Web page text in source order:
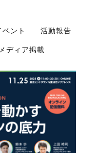
ベント 活動報告
メディア掲載